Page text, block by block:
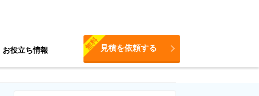
お役立ち情報 見積を依頼する
無料